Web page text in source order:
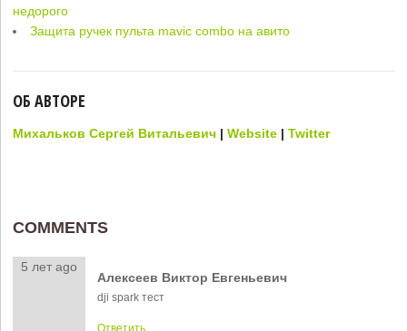
недорого
Защита ручек пульта mavic combo на авито
ОБ АВТОРЕ
Михальков Сергей Витальевич |Website |Twitter
COMMENTS
5 лет ago
Алексеев Виктор Евгеньевич
dji spark тест
Ответить